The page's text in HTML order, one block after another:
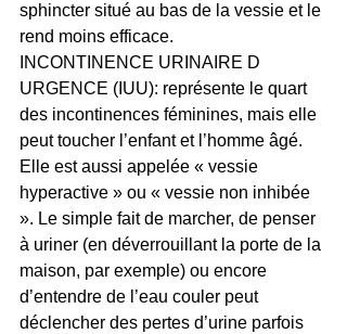
sphincter situé au bas de la vessie et le
rend moins efficace.
INCONTINENCE URINAIRE D
URGENCE (IUU): représente le quart
des incontinences féminines, mais elle
peut toucher l’enfant et l’homme âgé.
Elle est aussi appelée « vessie
hyperactive » ou « vessie non inhibée
». Le simple fait de marcher, de penser
à uriner (en déverrouillant la porte de la
maison, par exemple) ou encore
d’entendre de l’eau couler peut
déclencher des pertes d’urine parfois